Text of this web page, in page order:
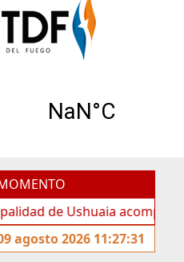
Ushuaia acompañó los
agosto 2026 11:27:31